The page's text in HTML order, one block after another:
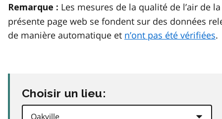
Remarque : Les mesures de la qualité de l’air de la
présente page web se fondent sur des données
de manière automatique et n’ont pas été vérifiées.
Choisir un lieu: